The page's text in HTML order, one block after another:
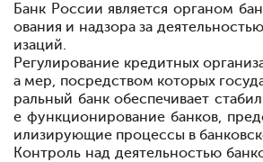
Банк России является органом
ования и надзора за
изаций.
Регулирование кредитных
а мер, посредством которых
ральный банк обеспечивает
е функционирование банков,
илизирующие процессы в
Контроль над деятельностью